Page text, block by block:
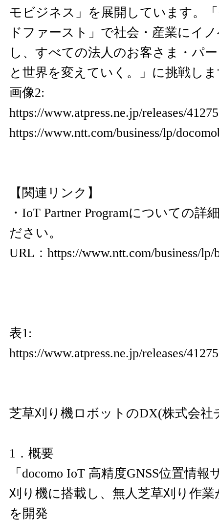
モビジネス」を展開しています。
ドファースト」で社会・産業にイ
し、すべての法人のお客さま・パ
と世界を変えていく。」に挑戦し
画像2:
https://www.atpress.ne.jp/releases/
https://www.ntt.com/business/lp/
【関連リンク】
・IoT Partner Programについての詳
ださい。
URL： https://www.ntt.com/business/
表1:
https://www.atpress.ne.jp/releases/
芝草刈り機ロボットのDX(株式会社
1．概要
「docomo IoT 高精度GNSS位置情
刈り機に搭載し、無人芝草刈り作
を開発